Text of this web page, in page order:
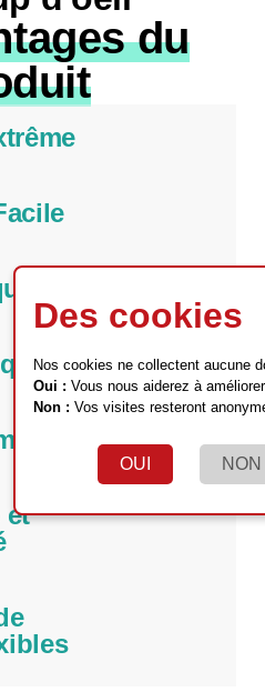
du
et
Des cookies
Nos cookies ne collectent aucune
Oui : Vous nous aiderez à
Non : Vos visites resteront
OUI NON